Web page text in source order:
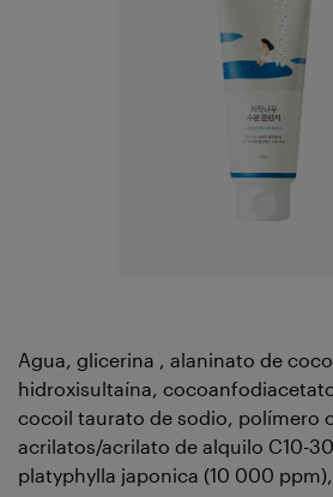
Agua, glicerina , alaninato de
hidroxisultaína,
cocoil taurato de sodio, polímero
acrilatos/acrilato de alquilo C10-
platyphylla japonica (10 000